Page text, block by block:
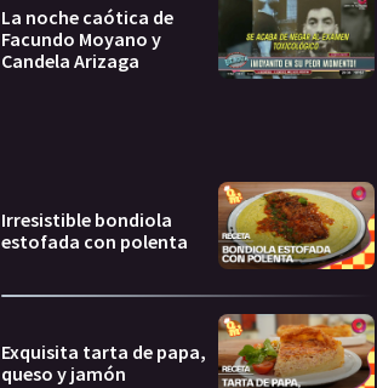
La noche caótica de
Facundo Moyano y
Candela Arizaga
Irresistible bondiola
estofada con polenta
Exquisita tarta de papa,
queso y jamón